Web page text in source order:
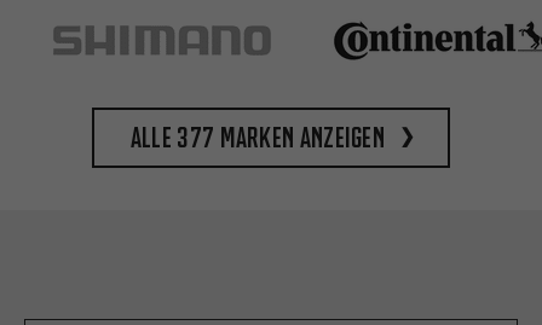
Alle 377 Marken anzeigen